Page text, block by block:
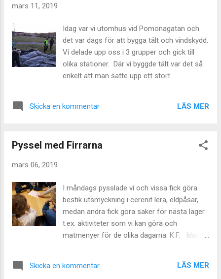
mars 11, 2019
Idag var vi utomhus vid Pomonagatan och
det var dags för att bygga tält och vindskydd.
Vi delade upp oss i 3 grupper och gick till
olika stationer. Där vi byggde tält var det så
enkelt att man satte upp ett stort
allt för mörkt. Hos en av ledarna fick vi lära
vi upp ett vindskydd. Då vi inte hade linorna
regn och det var trevligt att det var ljust i
början av mötet.
Skicka en kommentar LÄS MER
Pyssel med Firrarna
mars 06, 2019
I måndags pysslade vi och vissa fick göra
bestik utsmyckning i cerenit lera, eldpåsar,
medan andra fick göra saker för nästa läger
t.ex. aktiviteter som vi kan göra och
matmenyer för de olika dagarna. K.F. Idag
kuddarna ifrån soffan. Hälsningar A.B Idag
Skicka en kommentar LÄS MER